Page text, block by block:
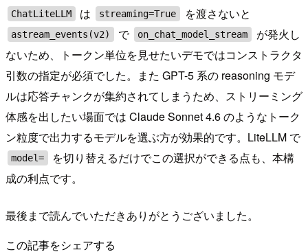
ChatLiteLLM は streaming=True を渡さないと
astream_events(v2) で on_chat_model_stream
が発火し
ないため、トークン単位を見せたいデモではコンストラクタ
引数の指定が必須でした。また GPT-5 系の reasoning モデ
ルは応答チャンクが集約されてしまうため、ストリーミング
体感を出したい場面では Claude Sonnet 4.6 のようなトーク
ン粒度で出力するモデルを選ぶ方が効果的です。LiteLLM で
model=
を切り替えるだけでこの選択ができる点も、本構
成の利点です。
最後まで読んでいただきありがとうございました。
この記事をシェアする